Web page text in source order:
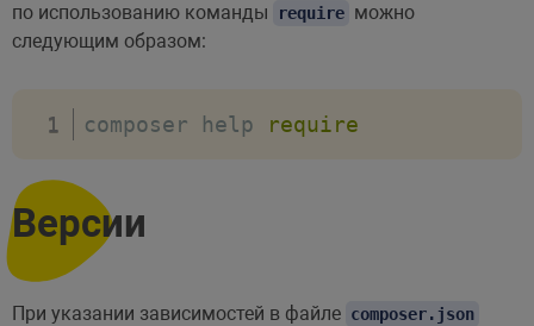
по использованию команды
require можно
следующим образом:
composer help require
Версии
При указании зависимостей в файле composer.json